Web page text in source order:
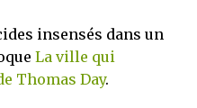
insensés dans un
La ville qui
Thomas Day.